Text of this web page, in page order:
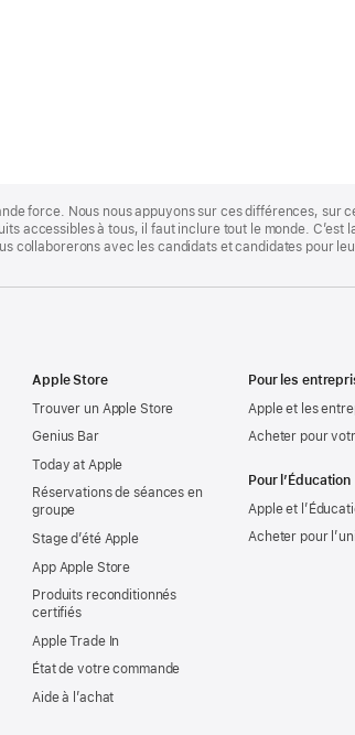
force. Nous nous appuyons sur ces différences, sur
accessibles à tous, il faut inclure tout le monde. C’est
collaborerons avec les candidats et candidates pour
Apple Store
Trouver un Apple Store
Genius Bar
Today at Apple
Réservations de séances en
groupe
Stage d’été Apple
App Apple Store
Produits reconditionnés
certifiés
Apple Trade In
État de votre commande
Aide à l’achat
Pour les
Apple et les
Acheter pour
Pour l’Éducation
Apple et
Acheter pour